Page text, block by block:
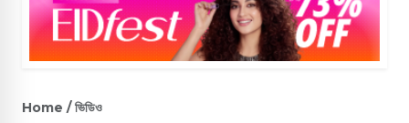
Home / ভিডিও